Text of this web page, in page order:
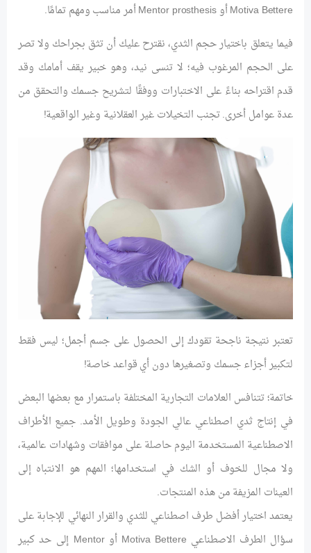
Motiva Bettere أو Mentor prosthesis أمر مناسب ومهم تمامًا.
فيما يتعلق باختيار حجم الثدي، نقترح عليك أن تثق بجراحك ولا تصر
على الحجم المرغوب فيه؛ لا تنسى نيد، وهو خبير يقف أمامك وقد
قدم اقتراحه بناءً على الاختبارات ووفقًا لتشريح جسمك والتحقق من
عدة عوامل أخرى. تجنب التخيلات غير العقلانية وغير الواقعية!
تعتبر نتيجة ناجحة تقودك إلى الحصول على جسم أجمل؛ ليس فقط
لتكبير أجزاء جسمك وتصغيرها دون أي قواعد خاصة!
خاتمة؛ تتنافس العلامات التجارية المختلفة باستمرار مع بعضها البعض
في إنتاج ثدي اصطناعي عالي الجودة وطويل الأمد. جميع الأطراف
الاصطناعية المستخدمة اليوم حاصلة على موافقات وشهادات عالمية،
ولا مجال للخوف أو الشك في استخدامها؛ المهم هو الانتباه إلى
العينات المزيفة من هذه المنتجات.
يعتمد اختيار أفضل طرف اصطناعي للثدي والقرار النهائي للإجابة على
سؤال الطرف الاصطناعي Motiva Bettere أو Mentor إلى حد كبير